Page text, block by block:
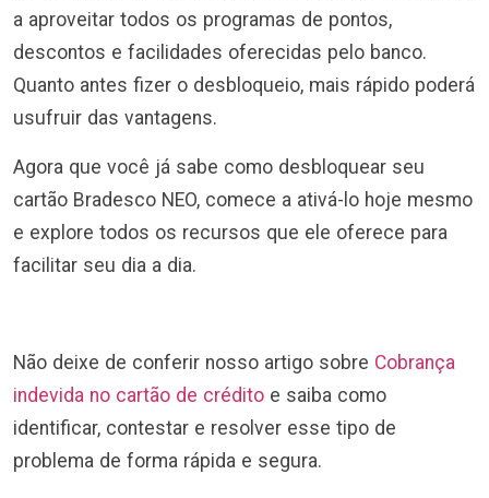
a aproveitar todos os programas de pontos,
descontos e facilidades oferecidas pelo banco.
Quanto antes fizer o desbloqueio, mais rápido poderá
usufruir das vantagens.
Agora que você já sabe como desbloquear seu
cartão Bradesco NEO, comece a ativá-lo hoje mesmo
e explore todos os recursos que ele oferece para
facilitar seu dia a dia.
Não deixe de conferir nosso artigo sobre Cobrança
indevida no cartão de crédito e saiba como
identificar, contestar e resolver esse tipo de
problema de forma rápida e segura.